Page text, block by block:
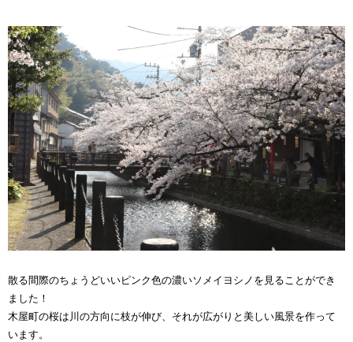
散る間際のちょうどいいピンク色の濃いソメイヨシノを見ることができ
ました！
木屋町の桜は川の方向に枝が伸び、それが広がりと美しい風景を作って
います。